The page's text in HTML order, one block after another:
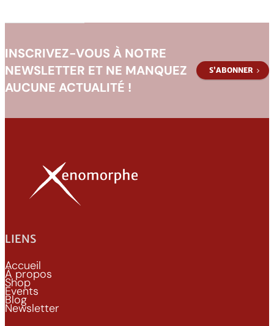
INSCRIVEZ-VOUS À NOTRE
NEWSLETTER ET NE MANQUEZ
AUCUNE ACTUALITÉ !
S’ABONNER
LIENS
Accueil
À propos
Shop
Events
Blog
Newsletter